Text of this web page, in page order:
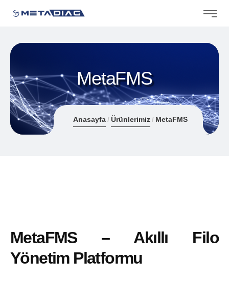
MetaFMS
Anasayfa Ürünlerimiz MetaFMS
MetaFMS – Akıllı Filo
Yönetim Platformu